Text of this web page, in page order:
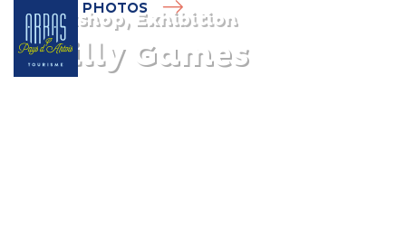
Workshop, Exhibition
Wailly Games
PHOTOS